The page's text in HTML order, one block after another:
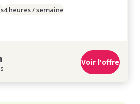
4 heures / semaine
Voir l'offre